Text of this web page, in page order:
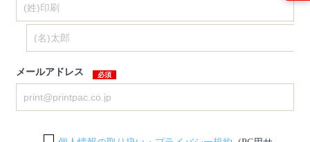
メールアドレス